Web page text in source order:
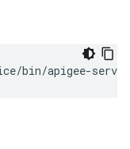
bin/apigee-